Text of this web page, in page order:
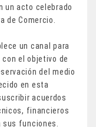
un acto celebrado
de Comercio.
un canal para
el objetivo de
del medio
en esta
acuerdos
financieros
sus funciones.